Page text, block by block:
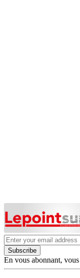
Subscribe
En vous abonnant,